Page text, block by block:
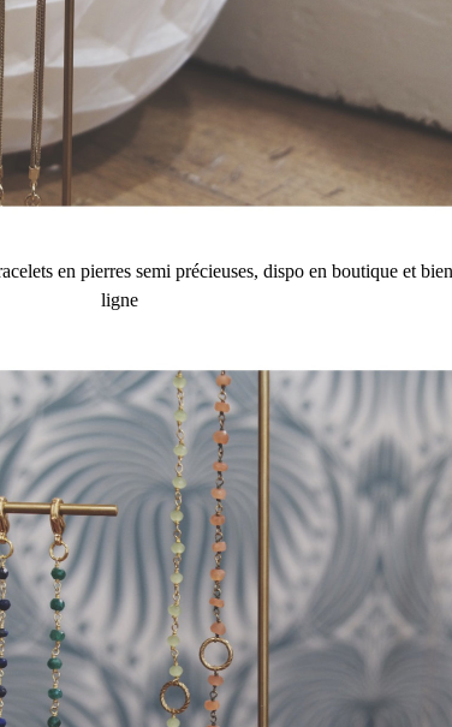
en pierres semi précieuses, dispo en boutique et
ligne